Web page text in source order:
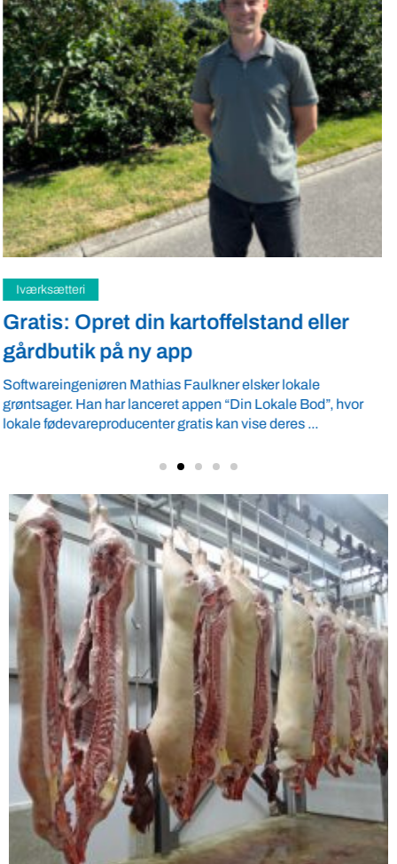
Samfund
Fredspligt giver landmænd strategisk
fordel
Arbejdsgiverforeningen GLS-A tilbyder ordnede forhold, som
giver ro i maven til landmænd – også i usikre tider. VBF byder
velkommen ...